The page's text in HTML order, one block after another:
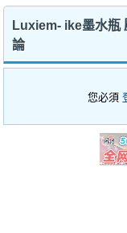
Luxiem- ike墨水瓶
論
您必須